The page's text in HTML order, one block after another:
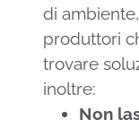
di
produttori
trovare
inoltre:
Non